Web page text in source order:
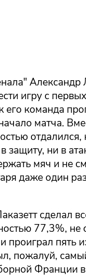
Александр
игру с
его команда
матча.
отдалился,
защиту, ни в
мяч и не
даже один
сделал
77,3%, не
проиграл пять
пожалуй,
Франции